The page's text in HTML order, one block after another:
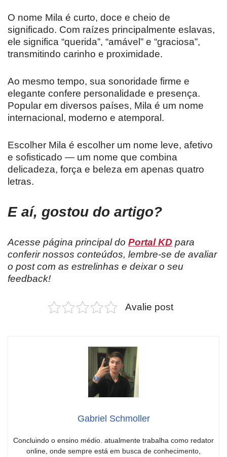
O nome Mila é curto, doce e cheio de
significado. Com raízes principalmente eslavas,
ele significa “querida”, “amável” e “graciosa”,
transmitindo carinho e proximidade.
Ao mesmo tempo, sua sonoridade firme e
elegante confere personalidade e presença.
Popular em diversos países, Mila é um nome
internacional, moderno e atemporal.
Escolher Mila é escolher um nome leve, afetivo
e sofisticado — um nome que combina
delicadeza, força e beleza em apenas quatro
letras.
E aí, gostou do artigo?
Acesse página principal do Portal KD para
conferir nossos conteúdos, lembre-se de avaliar
o post com as estrelinhas e deixar o seu
feedback!
Avalie post
Gabriel Schmoller
Concluindo o ensino médio. atualmente trabalha como redator
online, onde sempre está em busca de conhecimento,